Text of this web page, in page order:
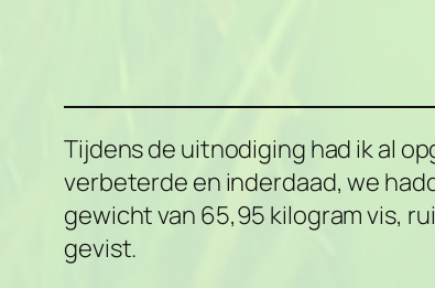
Tijdens de uitnodiging had ik al
verbeterde en inderdaad, we
gewicht van 65,95 kilogram vis,
gevist.